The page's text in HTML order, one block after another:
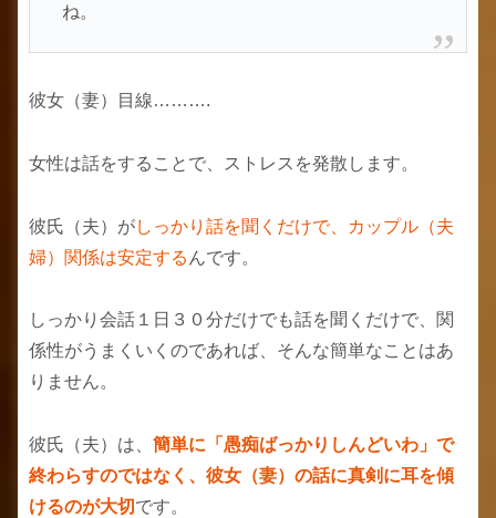
ね。
彼女（妻）目線……….
女性は話をすることで、ストレスを発散します。
彼氏（夫）がしっかり話を聞くだけで、カップル（夫
婦）関係は安定する んです。
しっかり会話１日３０分だけでも話を聞くだけで、関
係性がうまくいくのであれば、そんな簡単なことはあ
りません。
彼氏（夫）は、 簡単に「愚痴ばっかりしんどいわ」で
終わらすのではなく、彼女（妻）の話に真剣に耳を傾
けるのが大切です。